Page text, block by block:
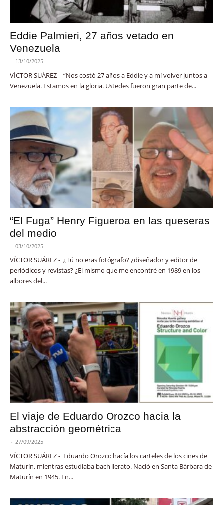
Eddie Palmieri, 27 años vetado en
Venezuela
- 13/10/2025
VÍCTOR SUÁREZ - “Nos costó 27 años a Eddie y a mí volver juntos a
Venezuela. Estamos en la gloria. Ustedes fueron gran parte de...
“El Fuga” Henry Figueroa en las queseras
del medio
- 03/10/2025
VÍCTOR SUÁREZ - ¿Tú no eras fotógrafo? ¿diseñador y editor de
periódicos y revistas? ¿El mismo que me encontré en 1989 en los
albores del...
El viaje de Eduardo Orozco hacia la
abstracción geométrica
- 27/09/2025
VÍCTOR SUÁREZ - Eduardo Orozco hacía los carteles de los cines de
Maturín, mientras estudiaba bachillerato. Nació en Santa Bárbara de
Maturín en 1945. En...